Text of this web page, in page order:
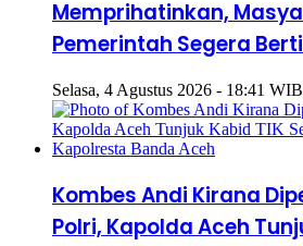
Memprihatinkan,
Pemerintah Segera
Selasa, 4 Agustus 2026 - 18:41 WIB
Kombes Andi Kirana
Polri, Kapolda Aceh